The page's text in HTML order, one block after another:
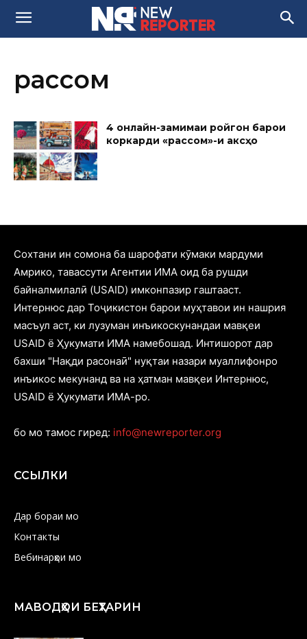
рассом
4 онлайн-замимаи ройгон барои
коркарди «рассомӣ»-и аксҳо
Cохтани ин сомона ба шарофати кӯмаки мардуми
Амрико, тавассути Агентии ИМА оид ба рушди
байналмилалӣ (USAID) имконпазир гаштааст.
Интернюс дар Тоҷикистон барои муҳтавои ин нашрия
масъул аст, ки лузуман инъикоскунандаи мавқеи
USAID ё Ҳукумати ИМА намебошад. Интишорот дар
бахши "Нақди расонаӣ" нуқтаи назари муаллифонро
инъикос мекунанд ва на ҳатман мавқеи Интернюс,
USAID ё Ҳукумати ИМА-ро.
бо мо тамос гиред: info@newreporter.org
ССЫЛКИ
Дар бораи мо
Контакты
Вебинарҳои мо
МАВОДҲОИ БЕҲТАРИН